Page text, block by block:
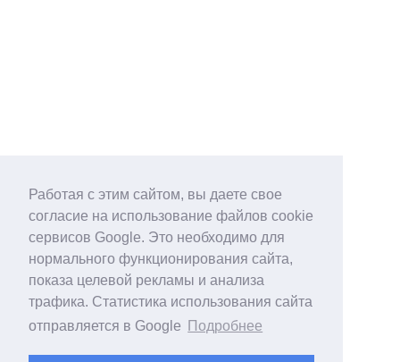
Работая с этим сайтом, вы даете свое
согласие на использование файлов cookie
сервисов Google. Это необходимо для
нормального функционирования сайта,
показа целевой рекламы и анализа
трафика. Статистика использования сайта
отправляется в Google
Подробнее